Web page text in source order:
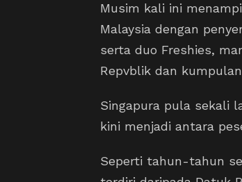
Musim kali ini
Malaysia dengan
serta duo Freshies,
Repvblik dan
Singapura pula sekali
kini menjadi antara
Seperti tahun-tahun